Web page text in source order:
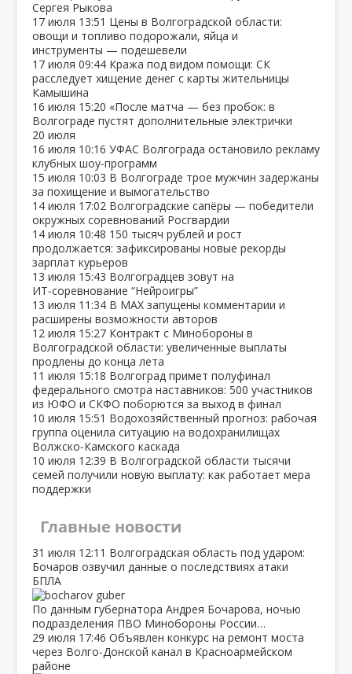
Сергея Рыкова
17 июля 13:51 Цены в Волгоградской области:
овощи и топливо подорожали, яйца и
инструменты — подешевели
17 июля 09:44 Кража под видом помощи: СК
расследует хищение денег с карты жительницы
Камышина
16 июля 15:20 «После матча — без пробок: в
Волгограде пустят дополнительные электрички
20 июля
16 июля 10:16 УФАС Волгограда остановило рекламу
клубных шоу‑программ
15 июля 10:03 В Волгограде трое мужчин задержаны
за похищение и вымогательство
14 июля 17:02 Волгоградские сапёры — победители
окружных соревнований Росгвардии
14 июля 10:48 150 тысяч рублей и рост
продолжается: зафиксированы новые рекорды
зарплат курьеров
13 июля 15:43 Волгоградцев зовут на
ИТ‑соревнование “Нейроигры”
13 июля 11:34 В МАХ запущены комментарии и
расширены возможности авторов
12 июля 15:27 Контракт с Минобороны в
Волгоградской области: увеличенные выплаты
продлены до конца лета
11 июля 15:18 Волгоград примет полуфинал
федерального смотра наставников: 500 участников
из ЮФО и СКФО поборются за выход в финал
10 июля 15:51 Водохозяйственный прогноз: рабочая
группа оценила ситуацию на водохранилищах
Волжско‑Камского каскада
10 июля 12:39 В Волгоградской области тысячи
семей получили новую выплату: как работает мера
поддержки
Главные новости
31 июля 12:11 Волгоградская область под ударом:
Бочаров озвучил данные о последствиях атаки
БПЛА
По данным губернатора Андрея Бочарова, ночью
подразделения ПВО Минобороны России…
29 июля 17:46 Объявлен конкурс на ремонт моста
через Волго‑Донской канал в Красноармейском
районе